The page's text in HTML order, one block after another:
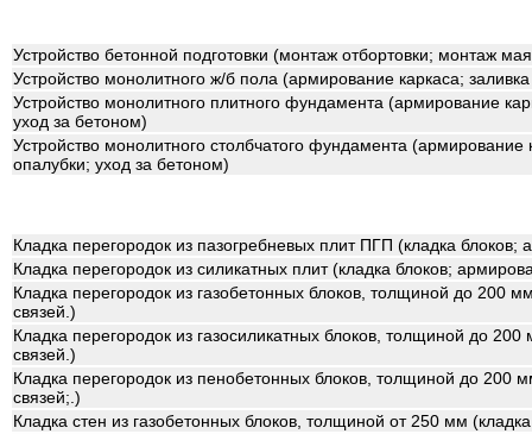
Устройство бетонной подготовки (монтаж отбортовки; монтаж
Устройство монолитного ж/б пола (армирование каркаса;
Устройство монолитного плитного фундамента (армирование
уход за бетоном)
Устройство монолитного столбчатого фундамента
опалубки; уход за бетоном)
Кладка перегородок из пазогребневых плит ПГП (кладка блоков;
Кладка перегородок из силикатных плит (кладка блоков;
Кладка перегородок из газобетонных блоков, толщиной до 200
связей.)
Кладка перегородок из газосиликатных блоков, толщиной до
связей.)
Кладка перегородок из пенобетонных блоков, толщиной до 200
связей;.)
Кладка стен из газобетонных блоков, толщиной от 250 мм